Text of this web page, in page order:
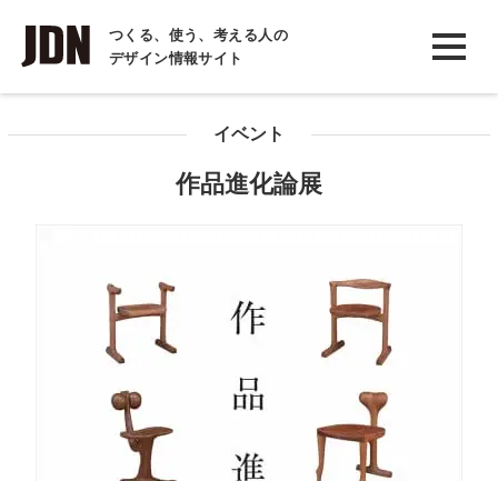
つくる、使う、考える人の
デザイン情報サイト
INTERVIEW
インタビュー
イベント
作品進化論展